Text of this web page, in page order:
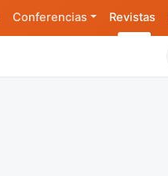
Conferencias Revistas